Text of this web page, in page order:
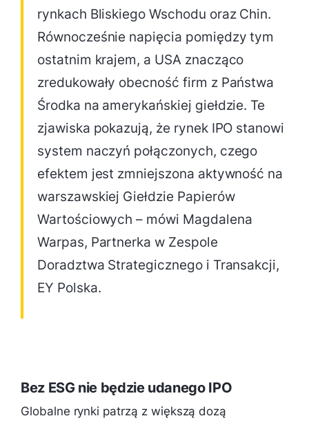
rynkach Bliskiego Wschodu oraz Chin.
Równocześnie napięcia pomiędzy tym
ostatnim krajem, a USA znacząco
zredukowały obecność firm z Państwa
Środka na amerykańskiej giełdzie. Te
zjawiska pokazują, że rynek IPO stanowi
system naczyń połączonych, czego
efektem jest zmniejszona aktywność na
warszawskiej Giełdzie Papierów
Wartościowych – mówi Magdalena
Warpas, Partnerka w Zespole
Doradztwa Strategicznego i Transakcji,
EY Polska.
Bez ESG nie będzie udanego IPO
Globalne rynki patrzą z większą dozą